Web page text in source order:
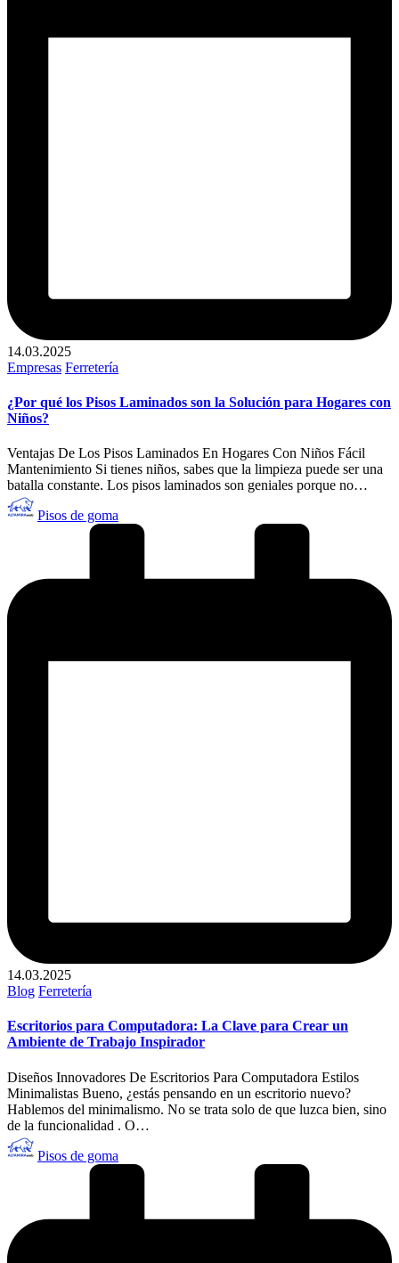
14.03.2025
Publicado
Empresas Ferretería
¿Por qué los Pisos Laminados son la Solución para Hogares con
Niños?
Ventajas De Los Pisos Laminados En Hogares Con Niños Fácil
Mantenimiento Si tienes niños, sabes que la limpieza puede ser una
batalla constante. Los pisos laminados son geniales porque no…
Publicado
por
Pisos de goma
14.03.2025
Publicado
Blog Ferretería
Escritorios para Computadora: La Clave para Crear un
Ambiente de Trabajo Inspirador
Diseños Innovadores De Escritorios Para Computadora Estilos
Minimalistas Bueno, ¿estás pensando en un escritorio nuevo?
Hablemos del minimalismo. No se trata solo de que luzca bien, sino
de la funcionalidad . O…
Publicado
por
Pisos de goma